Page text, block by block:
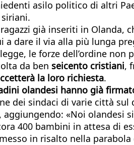
asilo politico di altri
già inseriti in Olanda,
dare il via alla più lunga
le forze dell’ordine
da ben seicento cristiani,
la loro richiesta.
olandesi hanno già
dei sindaci di varie città
aggiungendo: «Noi olandesi
400 bambini in attesa di
in risalto nella